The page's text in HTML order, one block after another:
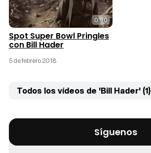
0:30
Spot Super Bowl Pringles
con Bill Hader
5 de febrero 2018
Todos los vídeos de 'Bill Hader' (1)
Síguenos